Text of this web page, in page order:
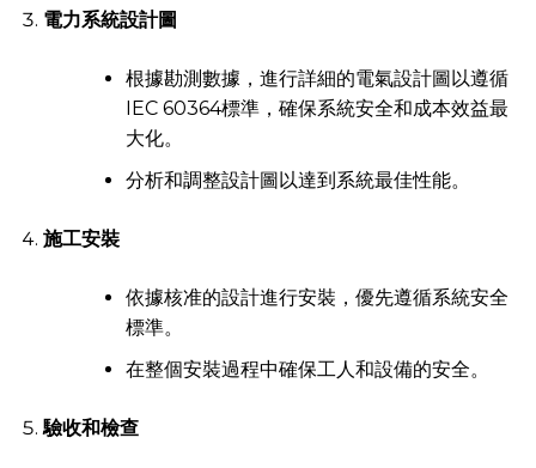
電力系統設計圖
根據勘測數據，進行詳細的電氣設計圖以遵循
IEC 60364標準，確保系統安全和成本效益最
大化。
分析和調整設計圖以達到系統最佳性能。
施工安裝
依據核准的設計進行安裝，優先遵循系統安全
標準。
在整個安裝過程中確保工人和設備的安全。
驗收和檢查